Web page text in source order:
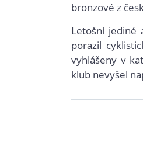
bronzové z
Letošní jediné
porazil
vyhlášeny v
klub nevyšel